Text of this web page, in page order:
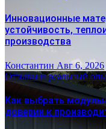
Инновационные
устойчивость,
производства
Константин Авг 6, 2026
Отзывы и реальный
Как выбрать
доверии к